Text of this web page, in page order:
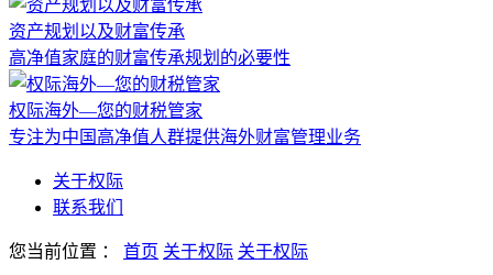
资产规划以及财富传承
高净值家庭的财富传承规划的必要性
权际海外—您的财税管家
专注为中国高净值人群提供海外财富管理业务
关于权际
联系我们
您当前位置 ： 首页 关于权际 关于权际